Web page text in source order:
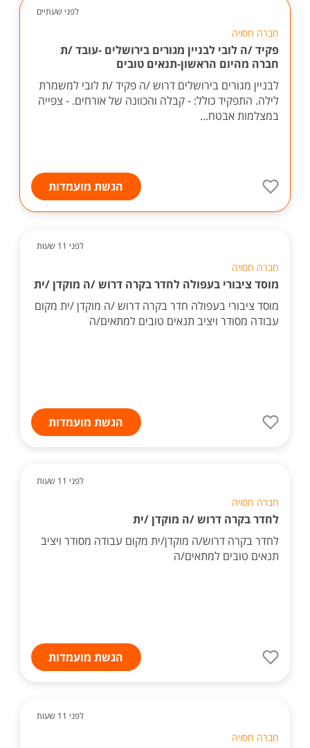
לפני שעתיים
חברה חסויה
פקיד /ה לובי לבניין מגורים בירושלים -עובד /ת
חברה מהיום הראשון-תנאים טובים
לבניין מגורים בירושלים דרוש /ה פקיד /ת לובי למשמרת
לילה. התפקיד כולל: - קבלה והכוונה של אורחים. - צפייה
במצלמות אבטח...
הגשת מועמדות
לפני 11 שעות
חברה חסויה
מוסד ציבורי בעפולה לחדר בקרה דרוש /ה מוקדן /ית
מוסד ציבורי בעפולה חדר בקרה דרוש /ה מוקדן /ית מקום
עבודה מסודר ויציב תנאים טובים למתאים/ה
הגשת מועמדות
לפני 11 שעות
חברה חסויה
לחדר בקרה דרוש /ה מוקדן /ית
לחדר בקרה דרוש/ה מוקדן/ית מקום עבודה מסודר ויציב
תנאים טובים למתאים/ה
הגשת מועמדות
לפני 11 שעות
חברה חסויה